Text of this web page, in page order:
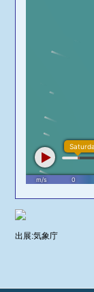
マルベイ
万作の鼻
三の岩
サメ穴
平根
サワラ根
出展:気象庁